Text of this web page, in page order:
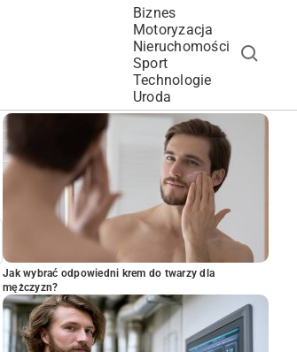
Biznes
Motoryzacja
Nieruchomości
Sport
Technologie
Uroda
POPULARNE ARTYKUŁY
Jak wybrać odpowiedni krem do twarzy dla
mężczyzn?